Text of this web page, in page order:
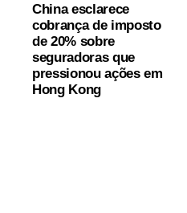
China esclarece
cobrança de imposto
de 20% sobre
seguradoras que
pressionou ações em
Hong Kong